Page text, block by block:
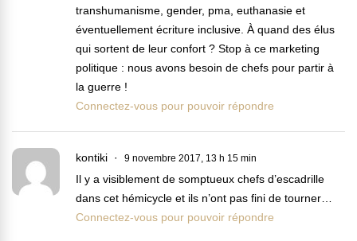
transhumanisme, gender, pma, euthanasie et
éventuellement écriture inclusive. À quand des élus
qui sortent de leur confort ? Stop à ce marketing
politique : nous avons besoin de chefs pour partir à
la guerre !
Connectez-vous pour pouvoir répondre
kontiki 9 novembre 2017, 13 h 15 min
Il y a visiblement de somptueux chefs d’escadrille
dans cet hémicycle et ils n’ont pas fini de tourner…
Connectez-vous pour pouvoir répondre